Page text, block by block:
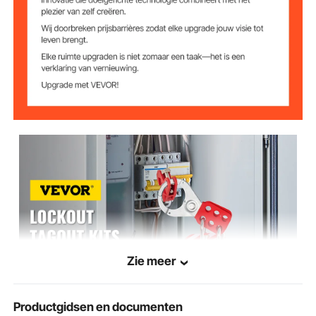
Zie meer
Productgidsen en documenten